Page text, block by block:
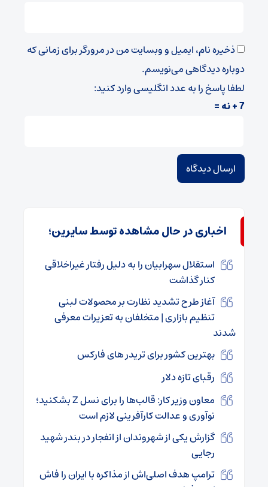
ذخیره نام، ایمیل و وبسایت من در مرورگر برای زمانی که
دوباره دیدگاهی می‌نویسم.
لطفا پاسخ را به عدد انگلیسی وارد کنید:
7 + نه =
اخباری در حال مشاهده توسط سایرین؛
استقلال سهرابیان را به دلیل رفتار غیراخلاقی
کنار گذاشت
آغاز طرح تشدید نظارت بر محصولات لبنی
تنظیم بازاری | متخلفان به تعزیرات معرفی
شدند
بهترین کشور برای تریدر های فارکس
رقبای تازه دلار
معاون وزیر کار: قالب‌ها را برای نسل Z بشکنید؛
نوآوری و عدالت کارآفرینی لازم است
گزارش یکی از شهروندان از انفجار در بندر شهید
رجایی
ترامپ هدف اصلی‌اش از مذاکره با ایران را فاش